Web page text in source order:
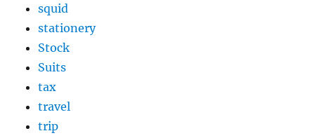
squid
stationery
Stock
Suits
tax
travel
trip